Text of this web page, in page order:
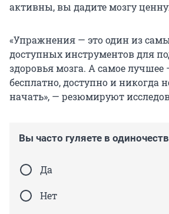
активны, вы дадите мозгу
«Упражнения — это один из
доступных инструментов для
здоровья мозга. А самое лучшее
бесплатно, доступно и никогда
начать», — резюмируют
Вы часто гуляете в
Да
Нет